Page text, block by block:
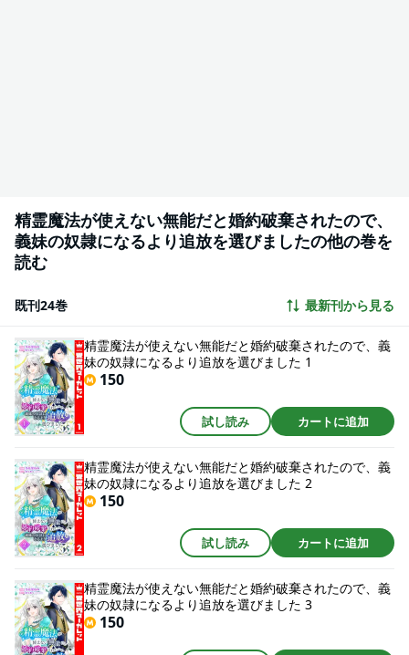
精霊魔法が使えない無能だと婚約破棄されたので、
義妹の奴隷になるより追放を選びましたの他の巻を
読む
既刊24巻 最新刊から見る
精霊魔法が使えない無能だと婚約破棄されたので、義
妹の奴隷になるより追放を選びました 1
150
試し読み カートに追加
精霊魔法が使えない無能だと婚約破棄されたので、義
妹の奴隷になるより追放を選びました 2
150
試し読み カートに追加
精霊魔法が使えない無能だと婚約破棄されたので、義
妹の奴隷になるより追放を選びました 3
150